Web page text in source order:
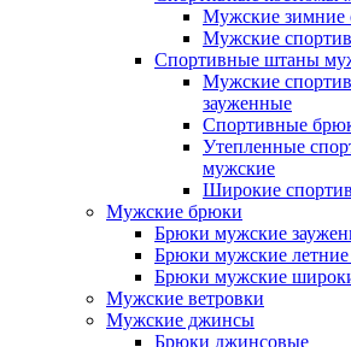
Мужские зимние
Мужские
Спортивные штаны
Мужские
зауженные
Спортивные
Утепленные
мужские
Широкие
Мужские брюки
Брюки мужские
Брюки мужские летние
Брюки мужские
Мужские ветровки
Мужские джинсы
Брюки джинсовые